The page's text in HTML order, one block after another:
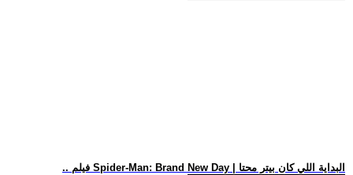
.. فيلم Spider-Man: Brand New Day | البداية اللي كان بيتر محتا